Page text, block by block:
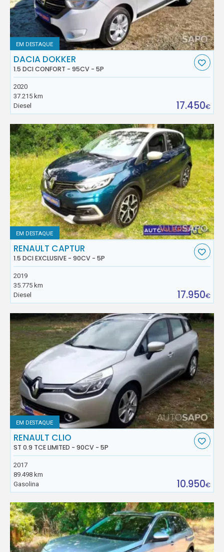
EM DESTAQUE
DACIA DOKKER
1.5 DCI CONFORT - 95CV - 5P
2020
37.215 km
Diesel
17.450€
EM DESTAQUE
RENAULT CAPTUR
1.5 DCI EXCLUSIVE - 90CV - 5P
2019
35.775 km
Diesel
17.950€
EM DESTAQUE
RENAULT CLIO
ST 0.9 TCE LIMITED - 90CV - 5P
2017
89.498 km
Gasolina
10.950€